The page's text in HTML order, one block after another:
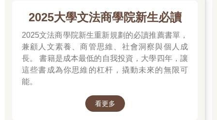
葉藏知道阿園死了。早在被漁船緩緩送回時，他就已知道了。當
他在星空下醒來，首先就問道：女人死了嗎？一名漁夫回答：沒
死，沒死，你放心好了。語氣聽來異常慈悲。原來她死了啊。他
失神地想，然後再次昏迷。
再次醒來時，已在療養院中。狹仄白色壁板環繞的房間，擠滿了
人。其中有人問起葉藏的身分。葉藏一一清楚回答。天亮後，葉
如何處置他，特地打了長途電話到青松園。葉藏的家鄉，遠在二
2025大學文法商學院新生必讀
2025文法商學院新生重新規劃的必讀推薦書單，
兼顧人文素養、商管思維、社會洞察與個人成
長。 書籍是成本最低的自我投資，大學四年，讓
這些書成為你思維的杠杆，撬動未來的無限可
能。
看更多